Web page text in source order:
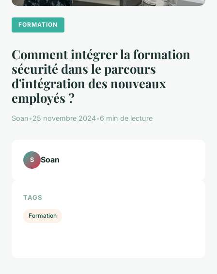
FORMATION
Comment intégrer la formation
sécurité dans le parcours
d'intégration des nouveaux
employés ?
Soan•25 novembre 2024•6 min de lecture
S Soan
TAGS
Formation